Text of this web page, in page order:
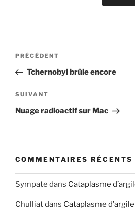
Navigation
l’article
Article
précédent
PRÉCÉDENT
Tchernobyl brûle encore
Article
suivant
SUIVANT
Nuage radioactif sur Mac
COMMENTAIRES RÉCENTS
Sympate dans Cataplasme
Chulliatdans Cataplasme